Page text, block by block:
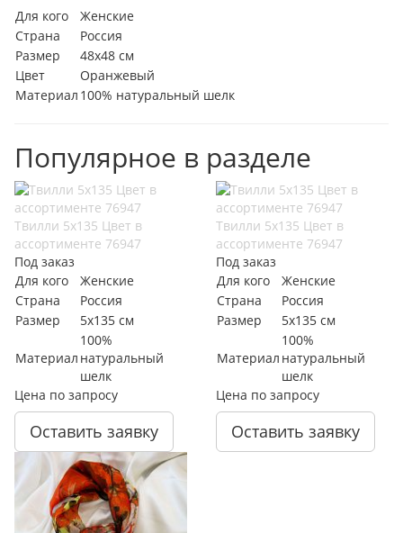
Для кого
Женские
Страна
Россия
Размер
48х48 см
Цвет
Оранжевый
Материал 100% натуральный шелк
Популярное в разделе
Твилли 5х135 Цвет в
ассортименте 76947
Под заказ
Для кого
Женские
Страна
Россия
Размер
5х135 см
Материал
100%
натуральный
шелк
Цена по запросу
Оставить заявку
Твилли 5х135 Цвет в
ассортименте 76947
Под заказ
Для кого
Женские
Страна
Россия
Размер
5х135 см
Материал
100%
натуральный
шелк
Цена по запросу
Оставить заявку